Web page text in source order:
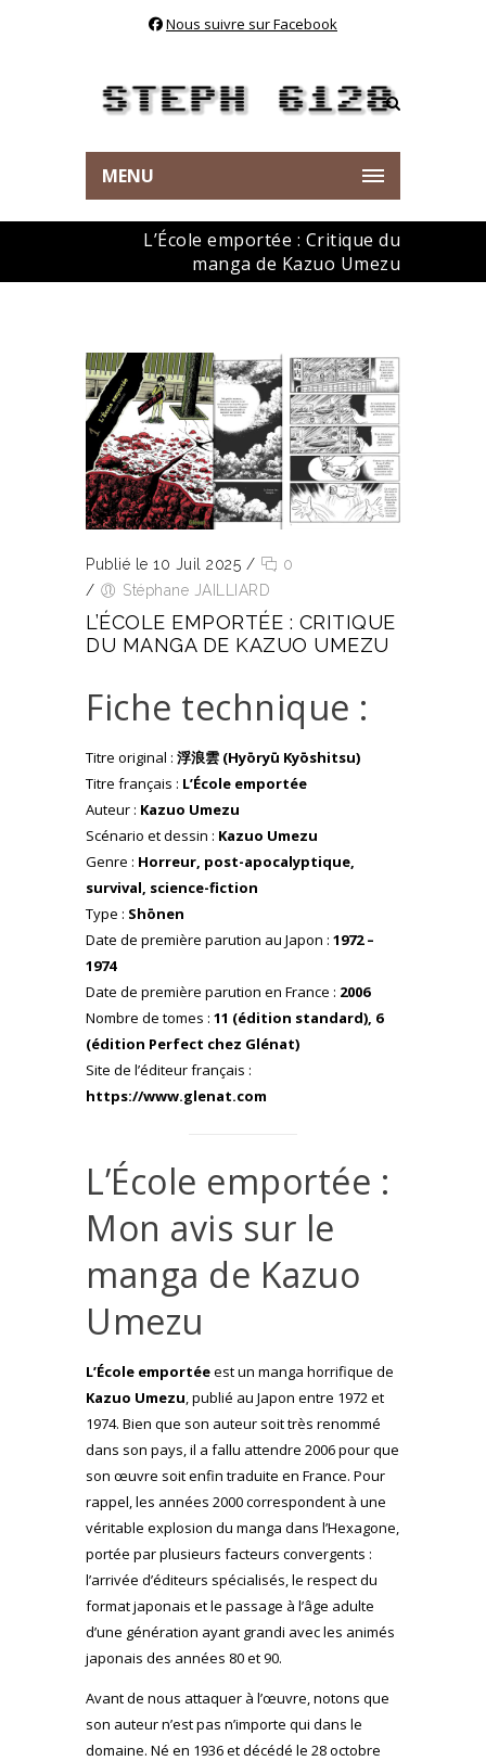
Nous suivre sur Facebook
MENU
L’École emportée : Critique du
manga de Kazuo Umezu
Publié le 10 Juil 2025 /
0
/
Stéphane JAILLIARD
L’ÉCOLE EMPORTÉE : CRITIQUE
DU MANGA DE KAZUO UMEZU
Fiche technique :
Titre original : 浮浪雲 (Hyōryū Kyōshitsu)
Titre français : L’École emportée
Auteur : Kazuo Umezu
Scénario et dessin : Kazuo Umezu
Genre : Horreur, post-apocalyptique,
survival, science-fiction
Type : Shōnen
Date de première parution au Japon : 1972 –
1974
Date de première parution en France : 2006
Nombre de tomes : 11 (édition standard), 6
(édition Perfect chez Glénat)
Site de l’éditeur français :
https://www.glenat.com
L’École emportée :
Mon avis sur le
manga de Kazuo
Umezu
L’École emportéeest un manga horrifique de
Kazuo Umezu, publié au Japon entre 1972 et
1974. Bien que son auteur soit très renommé
dans son pays, il a fallu attendre 2006 pour que
son œuvre soit enfin traduite en France. Pour
rappel, les années 2000 correspondent à une
véritable explosion du manga dans l’Hexagone,
portée par plusieurs facteurs convergents :
l’arrivée d’éditeurs spécialisés, le respect du
format japonais et le passage à l’âge adulte
d’une génération ayant grandi avec les animés
japonais des années 80 et 90.
Avant de nous attaquer à l’œuvre, notons que
son auteur n’est pas n’importe qui dans le
domaine. Né en 1936 et décédé le 28 octobre